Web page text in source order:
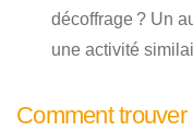
décoffrage ? Un
une activité
Comment